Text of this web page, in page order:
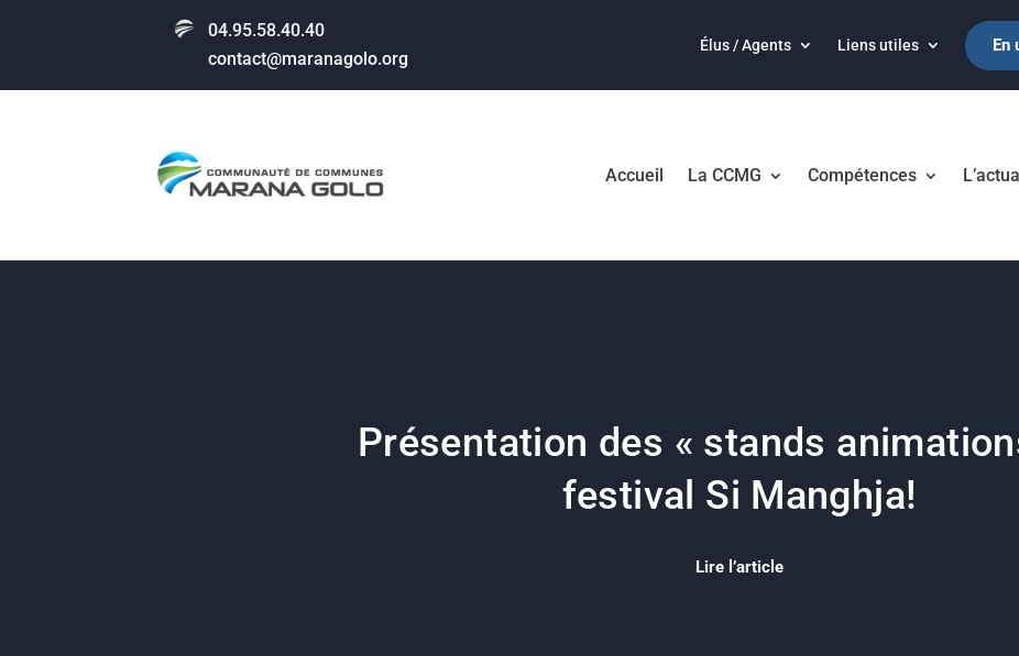
04.95.58.40.40
contact@maranagolo.org
Élus / Agents Liens utiles En
Accueil La CCMG Compétences
Présentation des « stands
festival Si Manghja!
Lire l’article